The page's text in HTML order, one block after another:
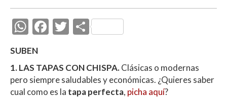
W
h
at
s
A
F
b
o
T
er
C
p
ar
SUBEN
1. LAS TAPAS CON CHISPA.Clásicas o modernas
pero siempre saludables y económicas. ¿Quieres saber
cual como es la tapa perfecta, picha aquí?